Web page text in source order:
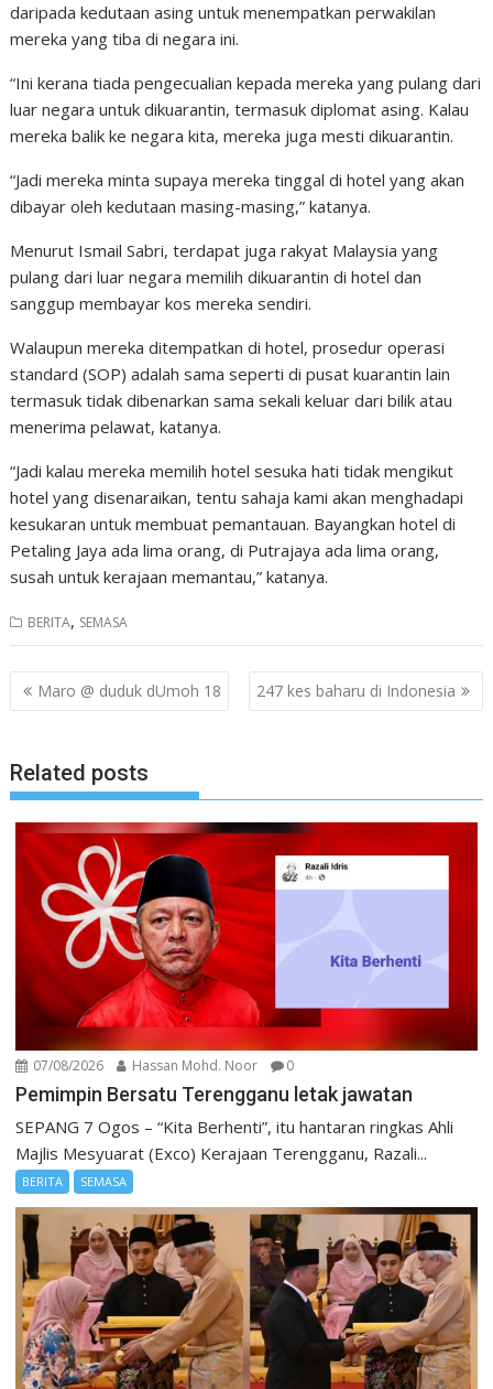
daripada kedutaan asing untuk menempatkan perwakilan
mereka yang tiba di negara ini.
“Ini kerana tiada pengecualian kepada mereka yang pulang dari
luar negara untuk dikuarantin, termasuk diplomat asing. Kalau
mereka balik ke negara kita, mereka juga mesti dikuarantin.
“Jadi mereka minta supaya mereka tinggal di hotel yang akan
dibayar oleh kedutaan masing-masing,” katanya.
Menurut Ismail Sabri, terdapat juga rakyat Malaysia yang
pulang dari luar negara memilih dikuarantin di hotel dan
sanggup membayar kos mereka sendiri.
Walaupun mereka ditempatkan di hotel, prosedur operasi
standard (SOP) adalah sama seperti di pusat kuarantin lain
termasuk tidak dibenarkan sama sekali keluar dari bilik atau
menerima pelawat, katanya.
“Jadi kalau mereka memilih hotel sesuka hati tidak mengikut
hotel yang disenaraikan, tentu sahaja kami akan menghadapi
kesukaran untuk membuat pemantauan. Bayangkan hotel di
Petaling Jaya ada lima orang, di Putrajaya ada lima orang,
susah untuk kerajaan memantau,” katanya.
BERITA, SEMASA
Post
navigation
Maro @ duduk dUmoh 18 247 kes baharu di Indonesia
Related posts
07/08/2026 Hassan Mohd. Noor 0
Pemimpin Bersatu Terengganu letak jawatan
SEPANG 7 Ogos – “Kita Berhenti”, itu hantaran ringkas Ahli
Majlis Mesyuarat (Exco) Kerajaan Terengganu, Razali...
BERITA SEMASA